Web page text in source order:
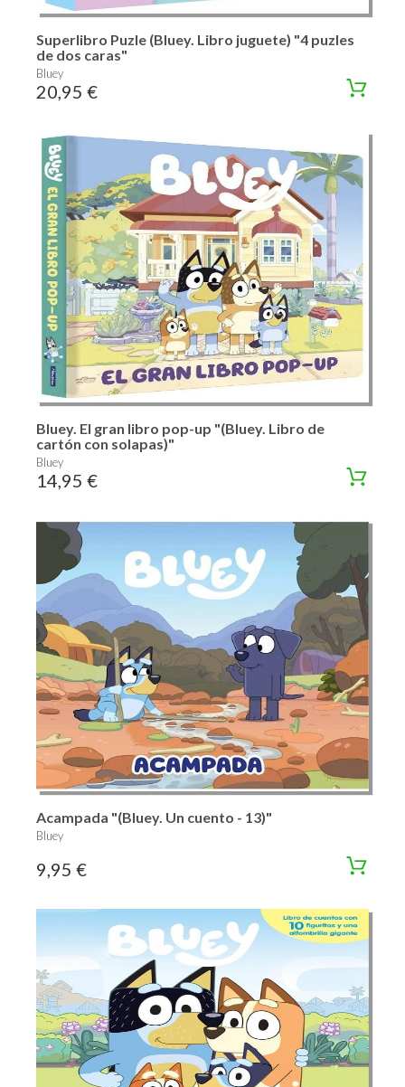
Superlibro Puzle (Bluey. Libro juguete) "4 puzles
de dos caras"
Bluey
20,95 €
Bluey. El gran libro pop-up "(Bluey. Libro de
cartón con solapas)"
Bluey
14,95 €
Acampada "(Bluey. Un cuento - 13)"
Bluey
9,95 €